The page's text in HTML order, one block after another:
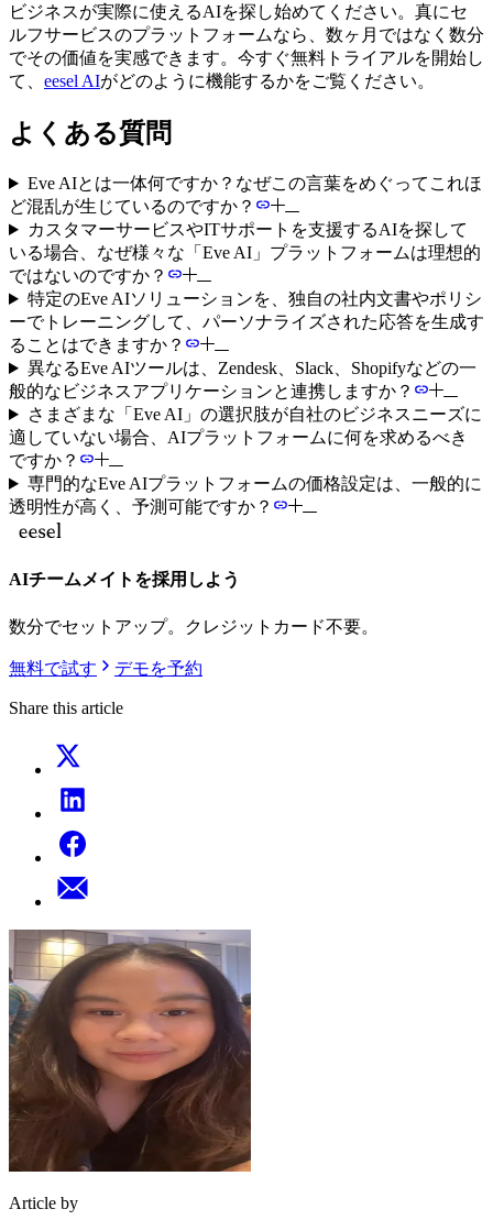
ビジネスが実際に使えるAIを探し始めてください。真にセ
ルフサービスのプラットフォームなら、数ヶ月ではなく数分
でその価値を実感できます。今すぐ無料トライアルを開始し
て、 eesel AIがどのように機能するかをご覧ください。
よくある質問
Eve AIとは一体何ですか？なぜこの言葉をめぐってこれほ
ど混乱が生じているのですか？
カスタマーサービスやITサポートを支援するAIを探して
いる場合、なぜ様々な「Eve AI」プラットフォームは理想的
ではないのですか？
特定のEve AIソリューションを、独自の社内文書やポリシ
ーでトレーニングして、パーソナライズされた応答を生成す
ることはできますか？
異なるEve AIツールは、Zendesk、Slack、Shopifyなどの一
般的なビジネスアプリケーションと連携しますか？
さまざまな「Eve AI」の選択肢が自社のビジネスニーズに
適していない場合、AIプラットフォームに何を求めるべき
ですか？
専門的なEve AIプラットフォームの価格設定は、一般的に
透明性が高く、予測可能ですか？
AIチームメイトを採用しよう
数分でセットアップ。クレジットカード不要。
無料で試す デモを予約
Share this article
Article by